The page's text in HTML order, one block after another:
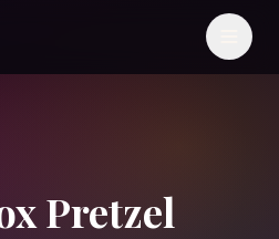
Pretzel